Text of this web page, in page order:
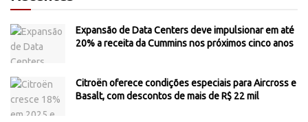
Expansão de Data Centers deve impulsionar em até
20% a receita da Cummins nos próximos cinco anos
Citroën oferece condições especiais para Aircross e
Basalt, com descontos de mais de R$ 22 mil